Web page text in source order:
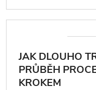
JAK DLOUHO
PRŮBĚH
KROKEM